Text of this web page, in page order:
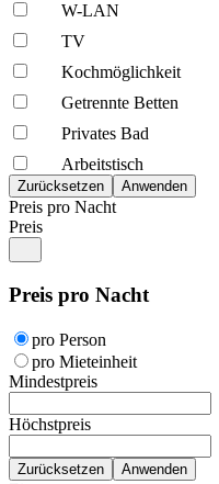
W-LAN
TV
Kochmöglich­keit
Getrennte Betten
Privates Bad
Arbeitstisch
Preis pro Nacht
Preis
Preis pro Nacht
pro Person
pro Mieteinheit
Mindestpreis
Höchstpreis